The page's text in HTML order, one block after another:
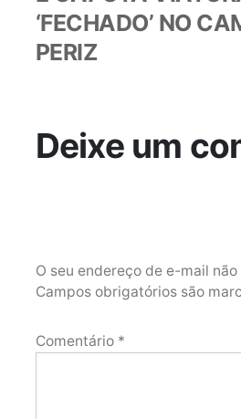
‘FECHADO’ NO
PERIZ
Deixe um
O seu endereço de e-mail
Campos obrigatórios são
Comentário *